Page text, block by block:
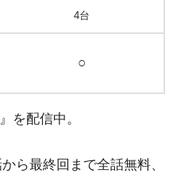
4台
○
を配信中。
ら最終回まで全話無料、